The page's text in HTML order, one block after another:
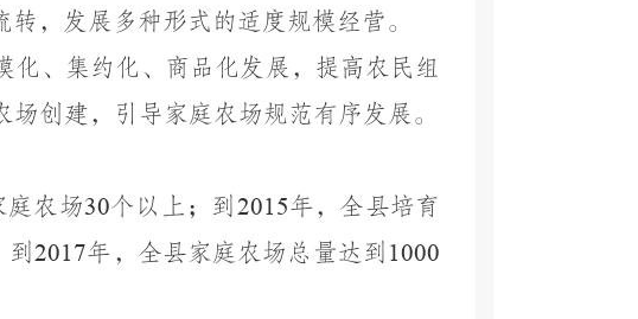
，发展多种形式的适度规模经营。
化、集约化、商品化发展，提高农民组
创建，引导家庭农场规范有序发展。
庭农场30个以上；到 2015年，全县培育
到2017年，全县家庭农场总量达到 1000